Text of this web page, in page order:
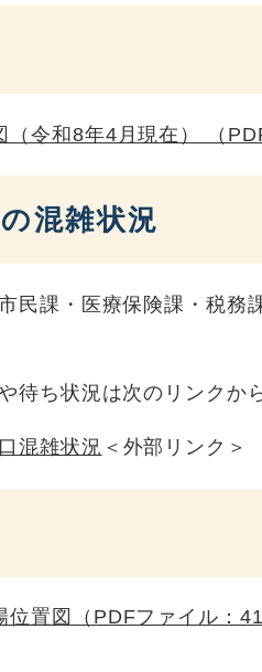
（令和8年4月現在） （
混雑状況
民課・医療保険課・税務
待ち状況は次のリンクか
混雑状況 ＜外部リンク＞
置図（PDFファイル：